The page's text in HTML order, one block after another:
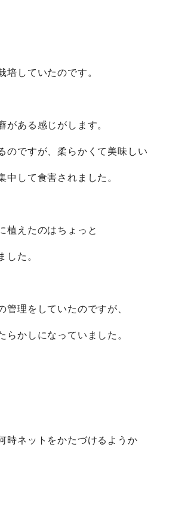
培していたのです。
がある感じがします。
のですが、柔らかくて美味しい
して食害されました。
植えたのはちょっと
した。
管理をしていたのですが、
かしになっていました。
時ネットをかたづけるようか